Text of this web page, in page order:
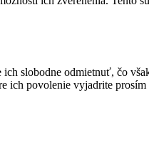
ich slobodne odmietnuť, čo
ich povolenie vyjadrite prosím